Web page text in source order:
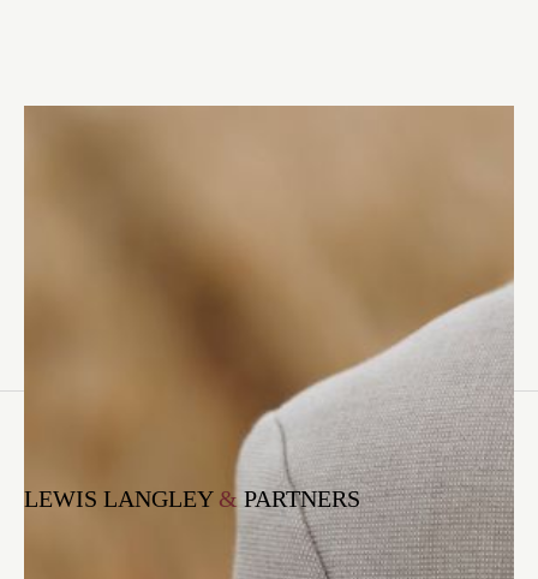
LEWIS LANGLEY & PARTNERS